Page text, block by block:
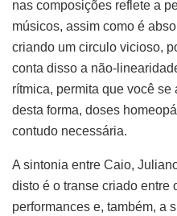
nas composições reflete a
músicos, assim como é
criando um circulo vicioso,
conta disso a não-
rítmica, permita que você se
desta forma, doses
contudo necessária.
A sintonia entre Caio,
disto é o transe criado entre
performances e, também, a